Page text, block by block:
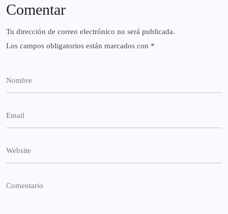
Comentar
Tu dirección de correo electrónico no será publicada.
Los campos obligatorios están marcados con *